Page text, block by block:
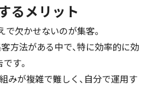
るメリット
欠かせないのが集客。
方法がある中で、特に効率的に効
す。
みが複雑で難しく、自分で運用す